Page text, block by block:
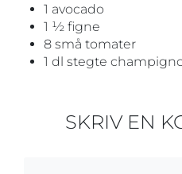
1 avocado
1 ½ figne
8 små tomater
1 dl stegte
SKRIV EN